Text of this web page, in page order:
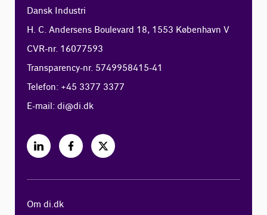
Dansk Industri
H. C. Andersens Boulevard 18, 1553 København V
CVR-nr. 16077593
Transparency-nr. 5749958415-41
Telefon: +45 3377 3377
E-mail:di@di.dk
Om di.dk